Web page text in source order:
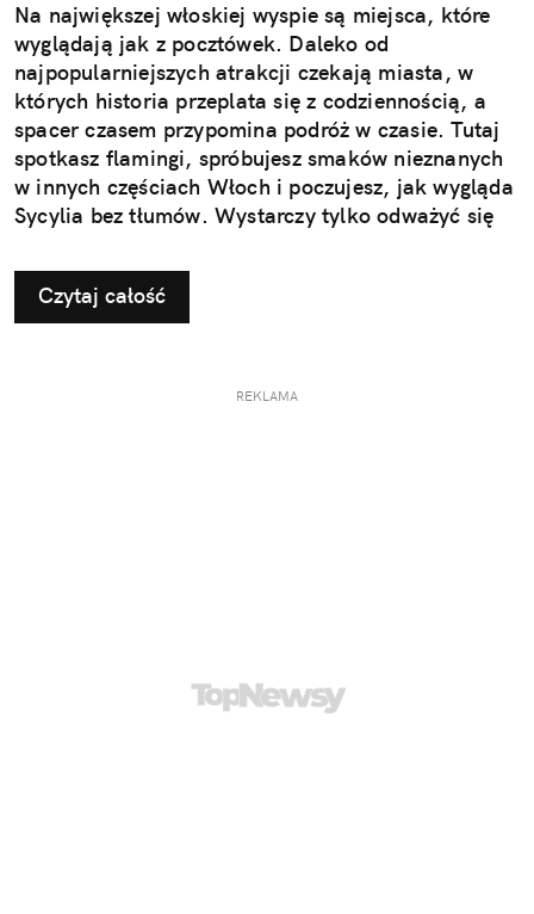
Na największej włoskiej wyspie są miejsca, które
wyglądają jak z pocztówek. Daleko od
najpopularniejszych atrakcji czekają miasta, w
których historia przeplata się z codziennością, a
spacer czasem przypomina podróż w czasie. Tutaj
spotkasz flamingi, spróbujesz smaków nieznanych
w innych częściach Włoch i poczujesz, jak wygląda
Sycylia bez tłumów. Wystarczy tylko odważyć się
Czytaj całość
REKLAMA